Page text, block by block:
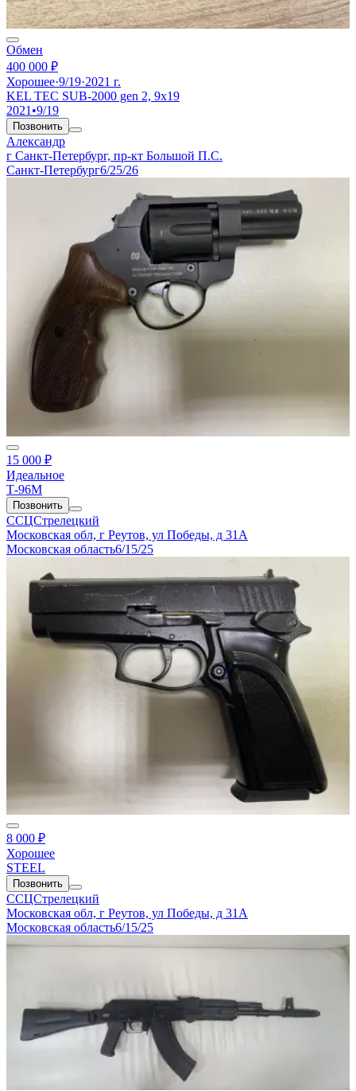
Обмен
400 000 ₽
Хорошее·9/19·2021 г.
KEL TEC SUB-2000 gen 2, 9x19
2021 •9/19
Позвонить
Александр
г Санкт-Петербург, пр-кт Большой П.С.
Санкт-Петербург6/25/26
15 000 ₽
Идеальное
Т-96М
Позвонить
ССЦСтрелецкий
Московская обл, г Реутов, ул Победы, д 31А
Московская область6/15/25
8 000 ₽
Хорошее
STEEL
Позвонить
ССЦСтрелецкий
Московская обл, г Реутов, ул Победы, д 31А
Московская область6/15/25